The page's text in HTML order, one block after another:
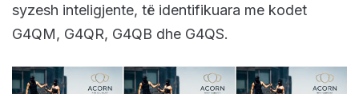
syzesh inteligjente, të identifikuara me kodet
G4QM, G4QR, G4QB dhe G4QS.